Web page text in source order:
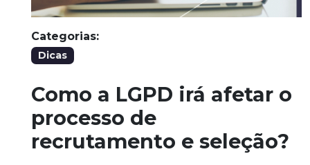
Categorias:
Dicas
Como a LGPD irá afetar o
processo de
recrutamento e seleção?